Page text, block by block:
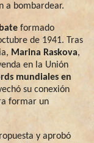
a bombardear.
formado
de 1941. Tras
Marina Raskova,
en la Unión
mundiales en
su conexión
formar un
y aprobó